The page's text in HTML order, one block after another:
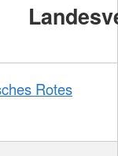
Rotes